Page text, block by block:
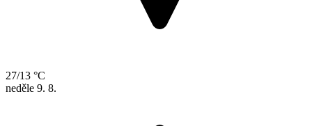
27/13 °C
neděle 9. 8.